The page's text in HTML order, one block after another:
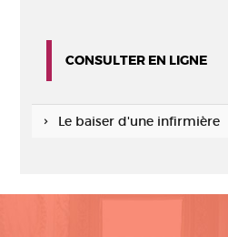
CONSULTER EN LIGNE
Le baiser d'une infirmière